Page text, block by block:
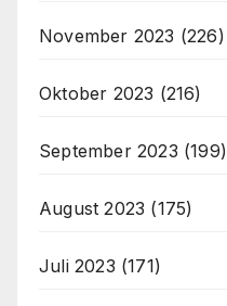
November 2023 (226)
Oktober 2023 (216)
September 2023 (199)
August 2023 (175)
Juli 2023 (171)